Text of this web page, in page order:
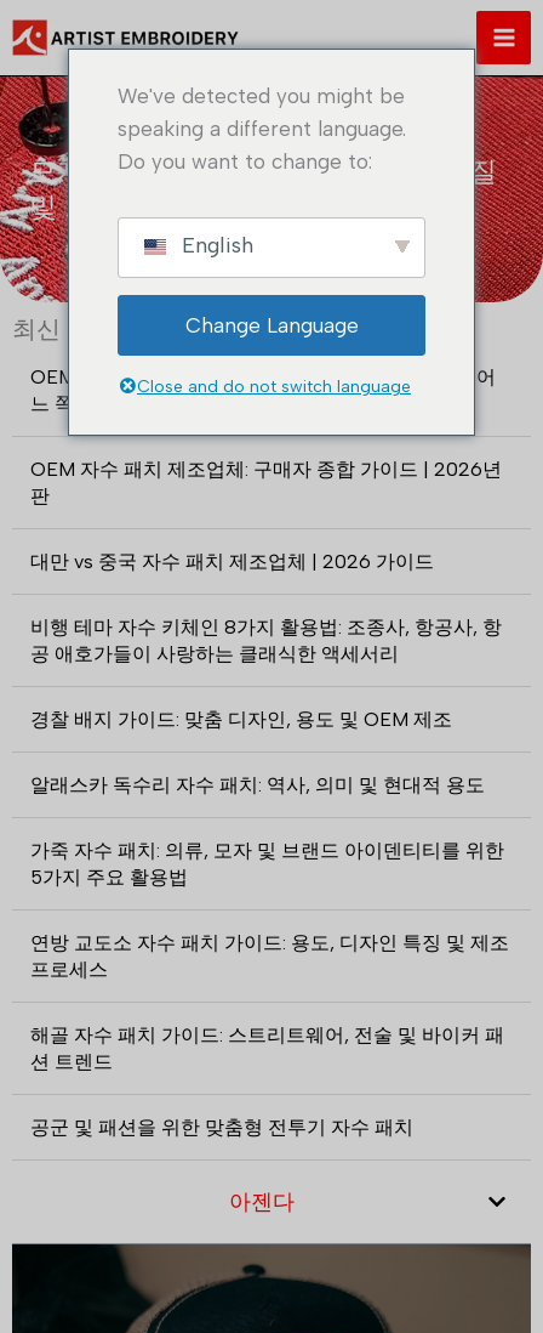
콘
텐
츠
로
건
너
뛰
기
모자 전용 자수 패치 디자인: 모자 품질
및 브랜드 아이덴티티 향상
최신 게시물 목록
OEM 자수 패치 제조업체 대 무역 회사: 2026년에는 어
느 쪽을 선택해야 할까요?
OEM 자수 패치 제조업체: 구매자 종합 가이드 | 2026년
판
대만 vs 중국 자수 패치 제조업체 | 2026 가이드
비행 테마 자수 키체인 8가지 활용법: 조종사, 항공사, 항
공 애호가들이 사랑하는 클래식한 액세서리
경찰 배지 가이드: 맞춤 디자인, 용도 및 OEM 제조
알래스카 독수리 자수 패치: 역사, 의미 및 현대적 용도
가죽 자수 패치: 의류, 모자 및 브랜드 아이덴티티를 위한
5가지 주요 활용법
연방 교도소 자수 패치 가이드: 용도, 디자인 특징 및 제조
프로세스
해골 자수 패치 가이드: 스트리트웨어, 전술 및 바이커 패
션 트렌드
공군 및 패션을 위한 맞춤형 전투기 자수 패치
아젠다
We've detected you might be
speaking a different language.
Do you want to change to:
English
Change Language
Close and do not switch language